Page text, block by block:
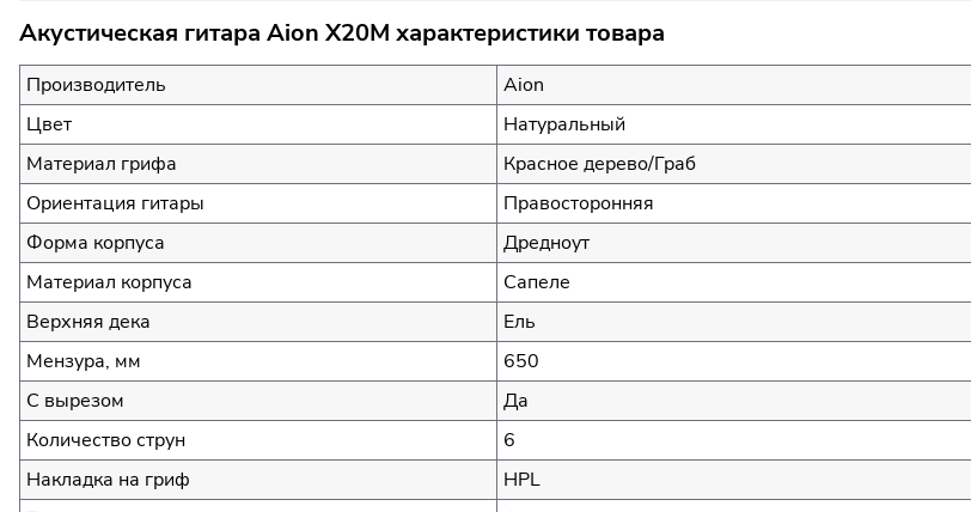
Акустическая гитара Aion X20M характеристики товара
Производитель
Aion
Цвет
Натуральный
Материал грифа
Красное дерево/Граб
Ориентация гитары
Правосторонняя
Форма корпуса
Дредноут
Материал корпуса
Сапеле
Верхняя дека
Ель
Мензура, мм
650
С вырезом
Да
Количество струн
6
Накладка на гриф
HPL